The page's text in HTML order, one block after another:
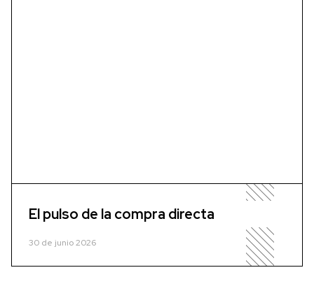
El pulso de la compra directa
30 de junio 2026